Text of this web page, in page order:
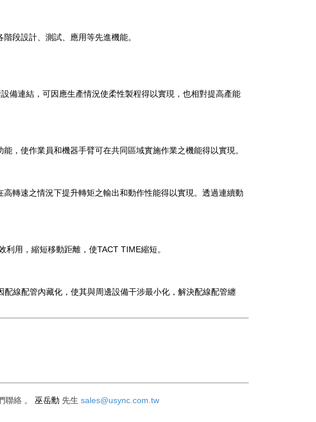
段設計、測試、應用等先進機能。
備連結，可因應生產情況使柔性製程得以實現，也相對提高產能
，使作業員和機器手臂可在共同區域實施作業之機能得以實現。
轉速之情況下提升轉矩之輸出和動作性能得以實現。透過連續動
用，縮短移動距離，使TACT TIME縮短。
線配管內藏化，使其與周邊設備干涉最小化，解決配線配管纏
聯絡 。 巫岳勳 先生 sales@usync.com.tw